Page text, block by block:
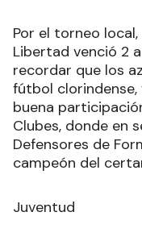
Por el torneo
Libertad venció 2
recordar que los
fútbol clorindense,
buena
Clubes, donde en
Defensores de
campeón del
Juventud